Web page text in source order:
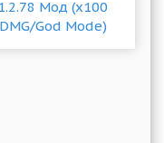
fast Skill)